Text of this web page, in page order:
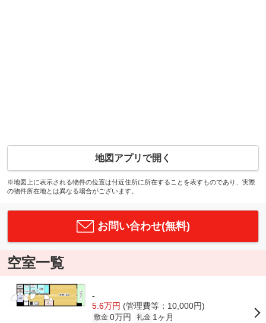
地図アプリで開く
※地図上に表示される物件の位置は付近住所に所在することを表すものであり、実際
の物件所在地とは異なる場合がございます。
お問い合わせ(無料)
空室一覧
-
5.6万円 (管理費等：10,000円)
敷金 0万円 礼金 1ヶ月